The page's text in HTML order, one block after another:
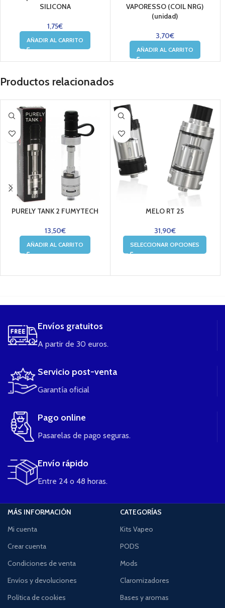
SILICONA
1,75€
AÑADIR AL CARRITO
VAPORESSO (COIL NRG)
(unidad)
3,70€
AÑADIR AL CARRITO
Productos relacionados
PURELY TANK 2 FUMYTECH
13,50€
AÑADIR AL CARRITO
MELO RT 25
31,90€
SELECCIONAR OPCIONES
Envíos gratuitos
A partir de 30 euros.
Servicio post-venta
Garantía oficial
Pago online
Pasarelas de pago seguras.
Envío rápido
Entre 24 o 48 horas.
MÁS INFORMACIÓN
Mi cuenta
Crear cuenta
Condiciones de venta
Envíos y devoluciones
Política de cookies
CATEGORÍAS
Kits Vapeo
PODS
Mods
Claromizadores
Bases y aromas